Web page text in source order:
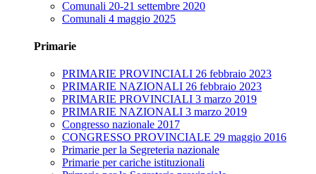
Comunali 20-21 settembre 2020
Comunali 4 maggio 2025
Primarie
PRIMARIE PROVINCIALI 26 febbraio 2023
PRIMARIE NAZIONALI 26 febbraio 2023
PRIMARIE PROVINCIALI 3 marzo 2019
PRIMARIE NAZIONALI 3 marzo 2019
Congresso nazionale 2017
CONGRESSO PROVINCIALE 29 maggio 2016
Primarie per la Segreteria nazionale
Primarie per cariche istituzionali